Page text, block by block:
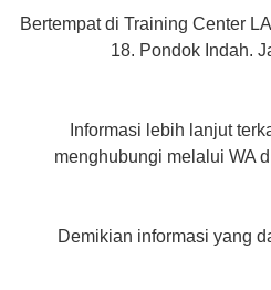
Bertempat di Training Center
18. Pondok Indah.
Informasi lebih lanjut
menghubungi melalui WA
Demikian informasi yang